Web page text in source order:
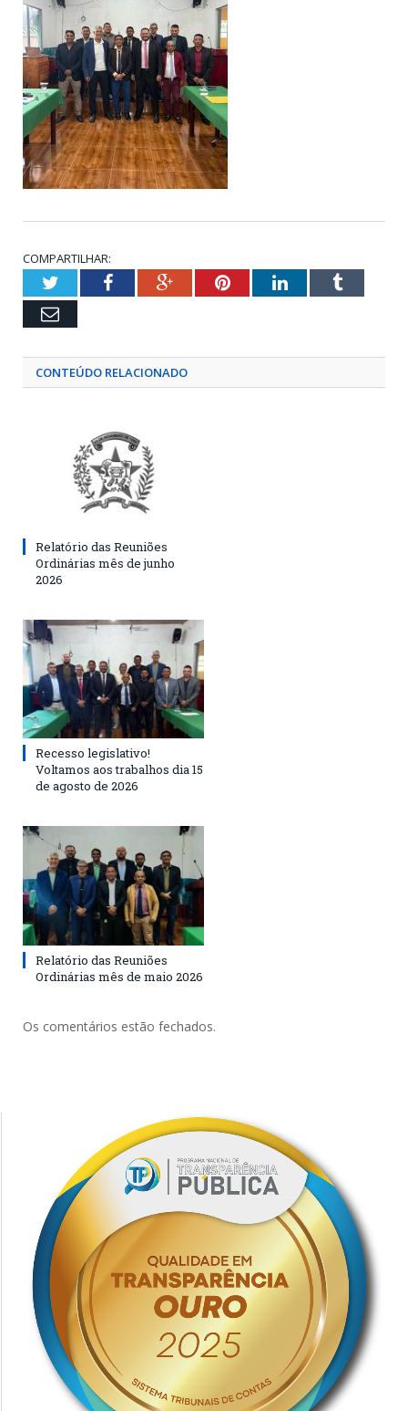
COMPARTILHAR:
TwitterFacebookGoogle+PinterestLinkedInTumblr
Email
CONTEÚDO RELACIONADO
Relatório das Reuniões
Ordinárias mês de junho
2026
Recesso legislativo!
Voltamos aos trabalhos dia 15
de agosto de 2026
Relatório das Reuniões
Ordinárias mês de maio 2026
Os comentários estão fechados.